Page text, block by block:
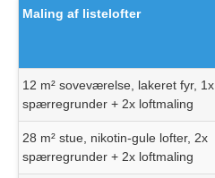
Maling af listelofter
12 m² soveværelse, lakeret fyr, 1x
spærregrunder + 2x loftmaling
28 m² stue, nikotin-gule lofter, 2x
spærregrunder + 2x loftmaling